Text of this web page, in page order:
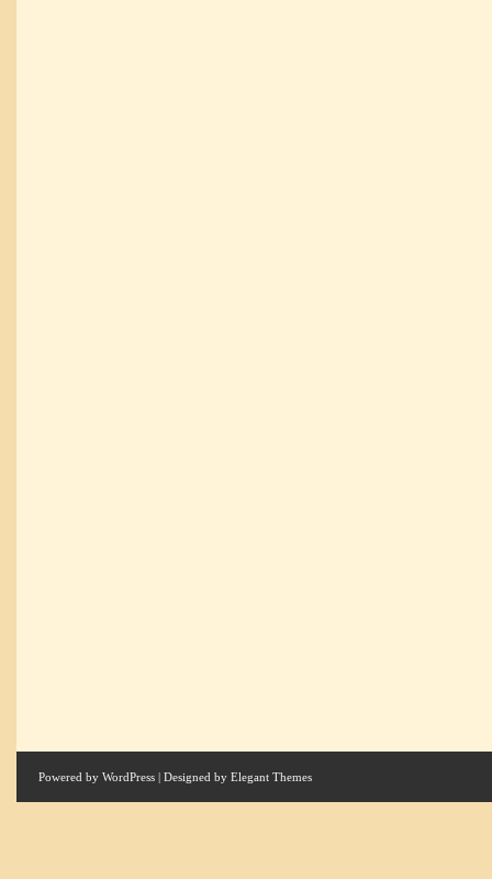
Powered by WordPress | Designed by Elegant Themes